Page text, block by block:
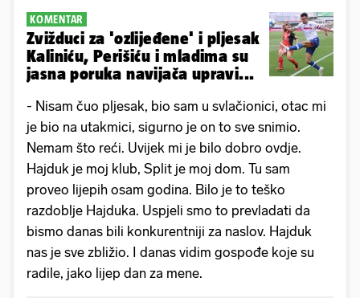
KOMENTAR
Zvižduci za 'ozlijeđene' i pljesak
Kaliniću, Perišiću i mladima su
jasna poruka navijača upravi...
- Nisam čuo pljesak, bio sam u svlačionici, otac mi
je bio na utakmici, sigurno je on to sve snimio.
Nemam što reći. Uvijek mi je bilo dobro ovdje.
Hajduk je moj klub, Split je moj dom. Tu sam
proveo lijepih osam godina. Bilo je to teško
razdoblje Hajduka. Uspjeli smo to prevladati da
bismo danas bili konkurentniji za naslov. Hajduk
nas je sve zbližio. I danas vidim gospođe koje su
radile, jako lijep dan za mene.